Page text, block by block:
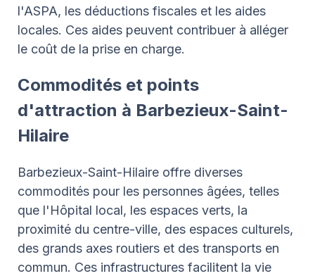
l'ASPA, les déductions fiscales et les aides
locales. Ces aides peuvent contribuer à alléger
le coût de la prise en charge.
Commodités et points
d'attraction à Barbezieux-Saint-
Hilaire
Barbezieux-Saint-Hilaire offre diverses
commodités pour les personnes âgées, telles
que l'Hôpital local, les espaces verts, la
proximité du centre-ville, des espaces culturels,
des grands axes routiers et des transports en
commun. Ces infrastructures facilitent la vie